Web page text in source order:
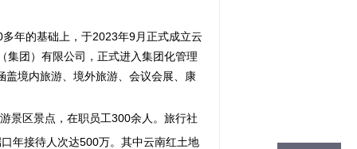
年的基础上，于2023年9月正式成立云
集团）有限公司，正式进入集团化管理
境内旅游、境外旅游、会议会展、康
景区景点，在职员工300余人。旅行社
年接待人次达500万。其中云南红土地